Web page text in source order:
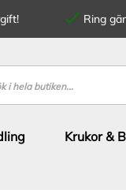
Ring
Krukor &